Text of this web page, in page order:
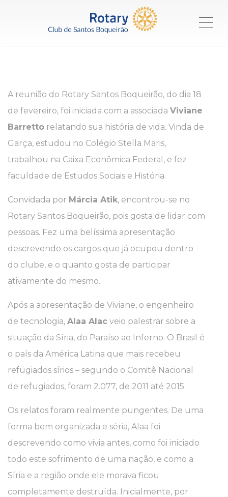
A reunião do Rotary Santos Boqueirão, do dia 18
de fevereiro, foi iniciada com a associada Viviane
Barretto relatando sua história de vida. Vinda de
Garça, estudou no Colégio Stella Maris,
trabalhou na Caixa Econômica Federal, e fez
faculdade de Estudos Sociais e História.
Convidada por Márcia Atik, encontrou-se no
Rotary Santos Boqueirão, pois gosta de lidar com
pessoas. Fez uma belíssima apresentação
descrevendo os cargos que já ocupou dentro
do clube, e o quanto gosta de participar
ativamente do mesmo.
Após a apresentação de Viviane, o engenheiro
de tecnologia, Alaa Alac veio palestrar sobre a
situação da Síria, do Paraíso ao Inferno. O Brasil é
o país da América Latina que mais recebeu
refugiados sírios – segundo o Comitê Nacional
de refugiados, foram 2.077, de 2011 até 2015.
Os relatos foram realmente pungentes. De uma
forma bem organizada e séria, Alaa foi
descrevendo como vivia antes, como foi iniciado
todo este sofrimento de uma nação, e como a
Síria e a região onde ele morava ficou
completamente destruída. Inicialmente, por